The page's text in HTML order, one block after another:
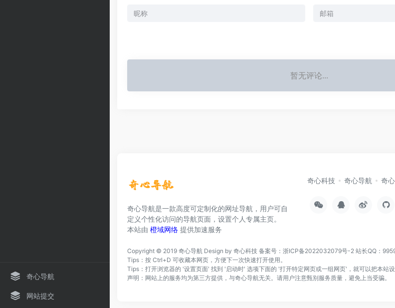
奇心导航
网站提交
暂无评论...
奇心导航是一款高度可定制化的网址导航，用户可自
定义个性化访问的导航页面，设置个人专属主页。
本站由 橙域网络 提供加速服务
奇心科技 奇心导航 奇
Copyright © 2019 奇心导航 Design by 奇心科技 备案号：浙ICP备2022032079号-2 站长QQ：
Tips：按 Ctrl+D 可收藏本网页，方便下一次快速打开使用。
Tips：打开浏览器的 '设置页面' 找到 '启动时' 选项下面的 '打开特定网页或一组网页'，就可以把本站设
声明：网站上的服务均为第三方提供，与奇心导航无关。请用户注意甄别服务质量，避免上当受骗。